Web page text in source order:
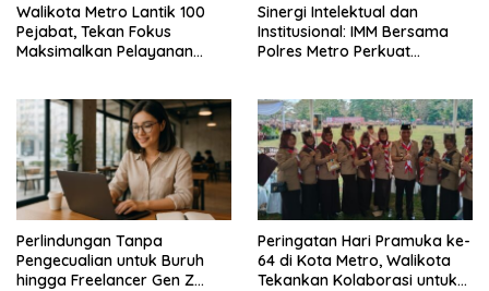
Walikota Metro Lantik 100
Pejabat, Tekan Fokus
Maksimalkan Pelayanan
Sinergi Intelektual dan
Institusional: IMM Bersama
Polres Metro Perkuat
Perlindungan Tanpa
Pengecualian untuk Buruh
hingga Freelancer Gen Z
Peringatan Hari Pramuka ke-
64 di Kota Metro, Walikota
Tekankan Kolaborasi untuk